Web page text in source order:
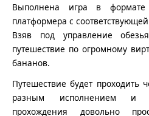
Выполнена игра в
платформера с
Взяв под управление
путешествие по огромному
бананов.
Путешествие будет проходить
разным исполнением и
прохождения довольно